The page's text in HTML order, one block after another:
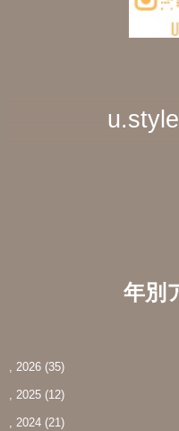
年別
, 2026 (35)
, 2025 (12)
, 2024 (21)